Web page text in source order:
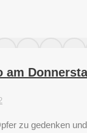
am
zu gedenken